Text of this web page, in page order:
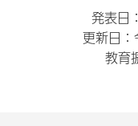
発表日
更新日
教育